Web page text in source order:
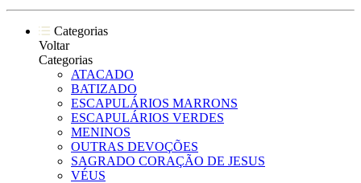
Categorias
Voltar
Categorias
ATACADO
BATIZADO
ESCAPULÁRIOS MARRONS
ESCAPULÁRIOS VERDES
MENINOS
OUTRAS DEVOÇÕES
SAGRADO CORAÇÃO DE JESUS
VÉUS